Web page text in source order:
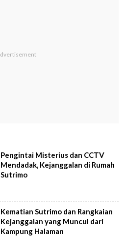
Pengintai Misterius dan CCTV
Mendadak, Kejanggalan di Rumah
Sutrimo
Kematian Sutrimo dan Rangkaian
Kejanggalan yang Muncul dari
Kampung Halaman